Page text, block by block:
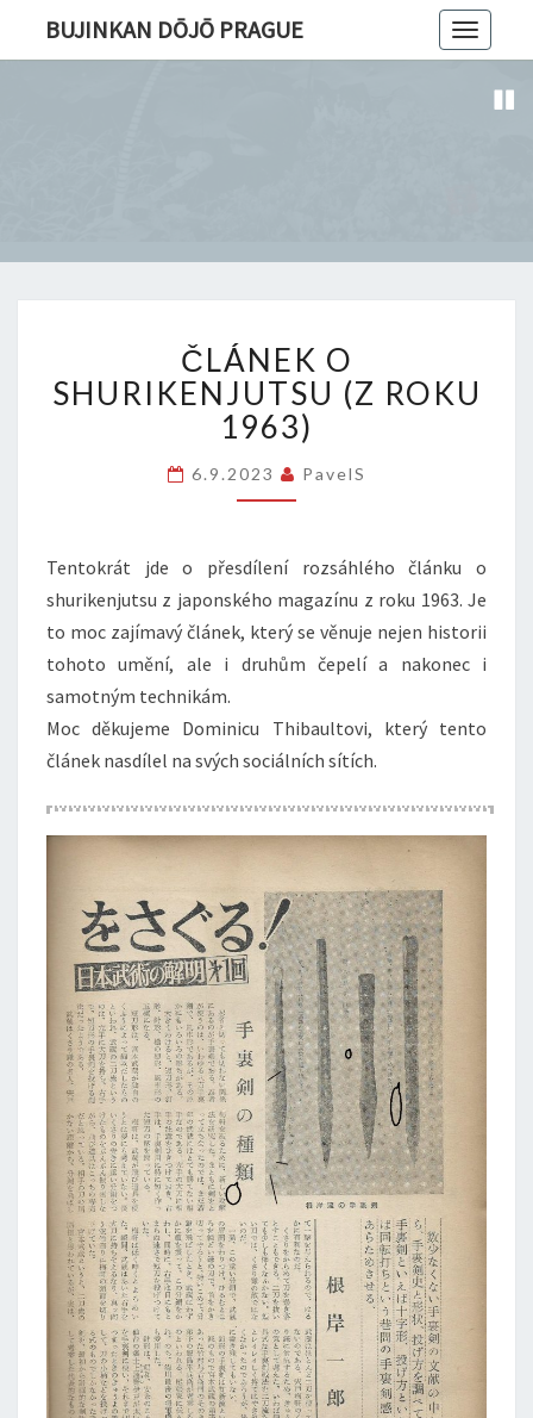
Toggle
BUJINKAN DŌJŌ PRAGUE
O
SHURIKENJUTSU
(Z
ROKU
1963)
ČLÁNEK O
SHURIKENJUTSU (Z ROKU
1963)
6.9.2023 PavelS
Tentokrát jde o přesdílení rozsáhlého článku o
shurikenjutsu z japonského magazínu z roku 1963. Je
to moc zajímavý článek, který se věnuje nejen historii
tohoto umění, ale i druhům čepelí a nakonec i
samotným technikám.
Moc děkujeme Dominicu Thibaultovi, který tento
článek nasdílel na svých sociálních sítích.